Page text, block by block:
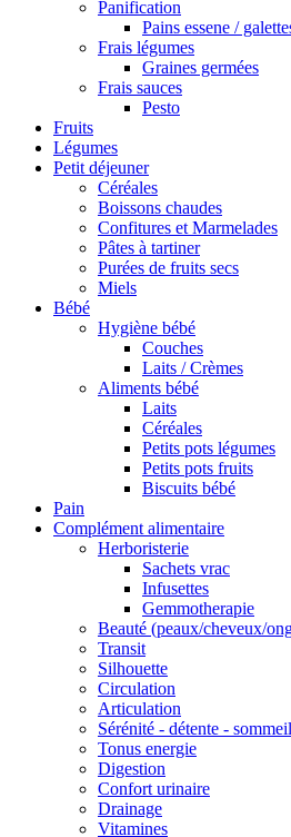
Panification
Pains essene /
Frais légumes
Graines germées
Frais sauces
Pesto
Fruits
Légumes
Petit déjeuner
Céréales
Boissons chaudes
Confitures et Marmelades
Pâtes à tartiner
Purées de fruits secs
Miels
Bébé
Hygiène bébé
Couches
Laits / Crèmes
Aliments bébé
Laits
Céréales
Petits pots légumes
Petits pots fruits
Biscuits bébé
Pain
Complément alimentaire
Herboristerie
Sachets vrac
Infusettes
Gemmotherapie
Beauté (peaux/cheveux/
Transit
Silhouette
Circulation
Articulation
Sérénité - détente - sommeil
Tonus energie
Digestion
Confort urinaire
Drainage
Vitamines